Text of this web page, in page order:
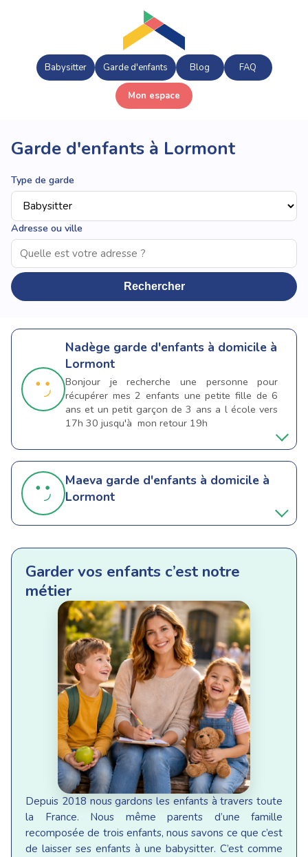
Babysitter Garde d'enfants Blog FAQ
Mon espace
Garde d'enfants à Lormont
Type de garde
Adresse ou ville
Rechercher
Nadège garde d'enfants à domicile à
Lormont
Bonjour je recherche une personne pour
récupérer mes 2 enfants une petite fille de 6
ans et un petit garçon de 3 ans a l école vers
17h 30 jusqu'à mon retour 19h
Maeva garde d'enfants à domicile à
Lormont
Garder vos enfants c’est notre
métier
Depuis 2018 nous gardons les enfants à travers toute
la France. Nous même parents d’une famille
recomposée de trois enfants, nous savons ce que c’est
de laisser ses enfants à une babysitter. C’est comme